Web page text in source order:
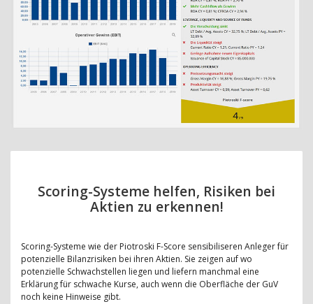
Scoring-Systeme helfen, Risiken bei
Aktien zu erkennen!
Scoring-Systeme wie der Piotroski F-Score sensibiliseren Anleger für
potenzielle Bilanzrisiken bei ihren Aktien. Sie zeigen auf wo
potenzielle Schwachstellen liegen und liefern manchmal eine
Erklärung für schwache Kurse, auch wenn die Oberfläche der GuV
noch keine Hinweise gibt.